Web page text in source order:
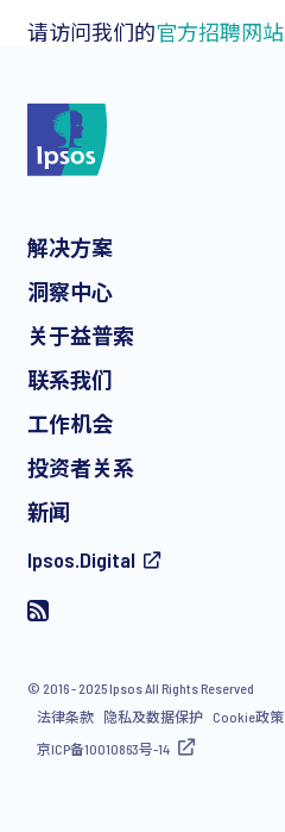
请访问我们的官方招聘网站
解决方案
洞察中心
关于益普索
联系我们
工作机会
投资者关系
新闻
Ipsos.Digital
© 2016 - 2025 Ipsos All Rights Reserved
法律条款
隐私及数据保护 Cookie政策
京ICP备10010863号-14